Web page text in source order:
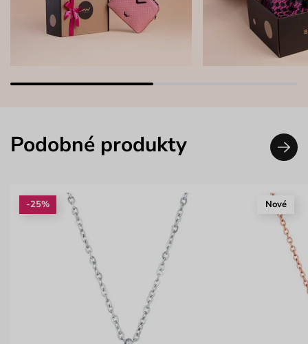
Podobné produkty
-25% Nové